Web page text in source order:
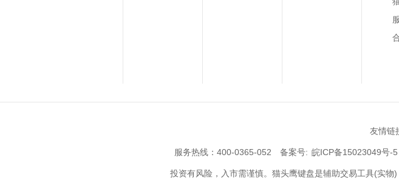
友情链
服务热线：400-0365-052 备案号: 皖ICP备15023049号-5
投资有风险，入市需谨慎。猫头鹰键盘是辅助交易工具(实